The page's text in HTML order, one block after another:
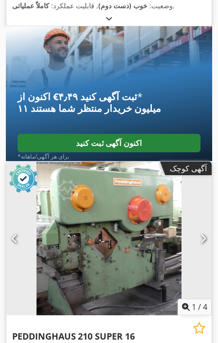
وضعیت: خوب (دست دوم), قابلیت عملکرد:کاملاً عملیاتی ,
اکنون از ‎€۴٫۴۹ ثبت آگهی کنید*
۱۱ میلیون خریدار منتظر شما هستند
اکنون آگهی ثبت کنید
*برای هر آگهی/ماهانه
آگهی کوچک
1 /4
PEDDINGHAUS210 SUPER 16